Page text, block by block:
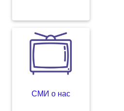
СМИ о нас